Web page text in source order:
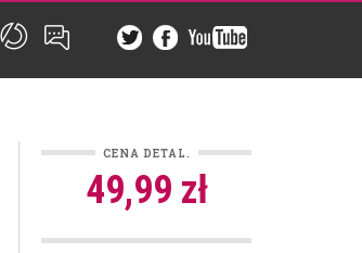
CENA DETAL.
49,99 zł